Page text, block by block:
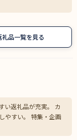
礼品一覧を見る
い返礼品が充実。 カ
やすい。 特集・企画